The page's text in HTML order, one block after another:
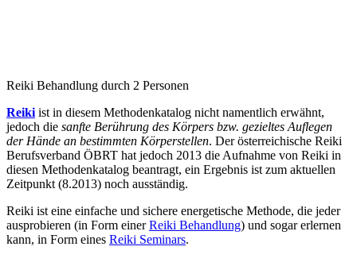
Reiki Behandlung durch 2 Personen
Reiki ist in diesem Methodenkatalog nicht namentlich erwähnt,
jedoch die sanfte Berührung des Körpers bzw. gezieltes Auflegen
der Hände an bestimmten Körperstellen. Der österreichische Reiki
Berufsverband ÖBRT hat jedoch 2013 die Aufnahme von Reiki in
diesen Methodenkatalog beantragt, ein Ergebnis ist zum aktuellen
Zeitpunkt (8.2013) noch ausständig.
Reiki ist eine einfache und sichere energetische Methode, die jeder
ausprobieren (in Form einerReiki Behandlung) und sogar erlernen
kann, in Form eines Reiki Seminars.